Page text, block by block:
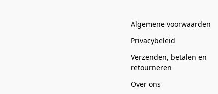
Algemene voorwaarden
Privacybeleid
Verzenden, betalen en
retourneren
Over ons